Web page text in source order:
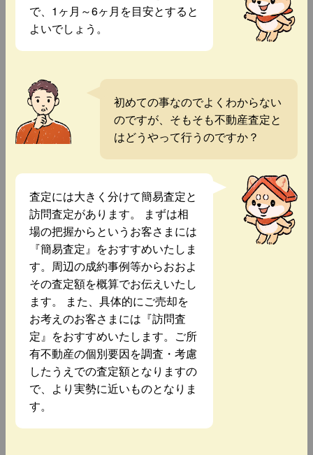
で、1ヶ月～6ヶ月を目安とすると
よいでしょう。
初めての事なのでよくわからない
のですが、そもそも不動産査定と
はどうやって行うのですか？
査定には大きく分けて簡易査定と
訪問査定があります。 まずは相
場の把握からというお客さまには
『簡易査定』をおすすめいたしま
す。周辺の成約事例等からおおよ
その査定額を概算でお伝えいたし
ます。 また、具体的にご売却を
お考えのお客さまには『訪問査
定』をおすすめいたします。ご所
有不動産の個別要因を調査・考慮
したうえでの査定額となりますの
で、より実勢に近いものとなりま
す。